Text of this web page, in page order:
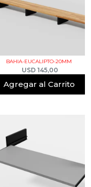
BAHIA-EUCALIPTO-20MM
USD 145,00
Agregar al Carrito